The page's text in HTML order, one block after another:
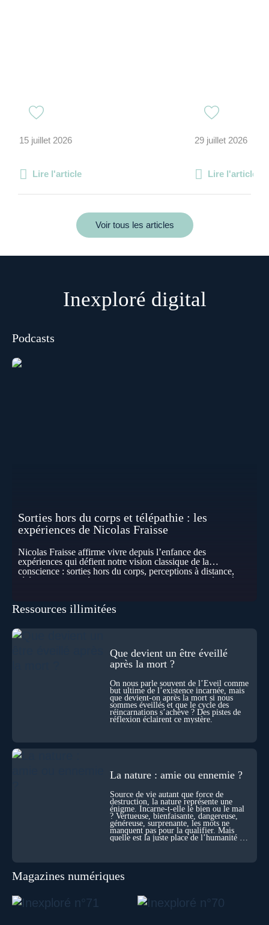
15 juillet 2026
Lire l'article
29 juillet 2026
Lire l'article
Voir tous les articles
Inexploré digital
Podcasts
Sorties hors du corps et télépathie : les
expériences de Nicolas Fraisse
Nicolas Fraisse affirme vivre depuis l’enfance des
expériences qui défient notre vision classique de la
conscience : sorties hors du corps, perceptions à distance,
télépathie spontanée… Comment accueillir ces phénomènes
les pensées d’autrui ? Que deviennent l’espace, le temps… et
disparaître ? Au fil de cet échange, Nicolas raconte ses
expériences les plus troublantes : visions vérifiées,
explorations du cosmos, présence d’autres consciences
durant ses sorties, protocoles scientifiques… et toujours, cette
sensation étrange d’être relié à bien plus vaste que lui-même
Sans doute. Mais encore faut-il accepter d’explorer ces
territoires avec lucidité, et rigueur…
Ressources illimitées
Que devient un être éveillé
après la mort ?
On nous parle souvent de l’Éveil comme
but ultime de l’existence incarnée, mais
que devient-on après la mort si nous
sommes éveillés et que le cycle des
réincarnations s’achève ? Des pistes de
réflexion éclairent ce mystère.
La nature : amie ou ennemie ?
Source de vie autant que force de
destruction, la nature représente une
énigme. Incarne-t-elle le bien ou le mal
? Vertueuse, bienfaisante, dangereuse,
généreuse, surprenante, les mots ne
manquent pas pour la qualifier. Mais
quelle est la juste place de l’humanité au
Magazines numériques